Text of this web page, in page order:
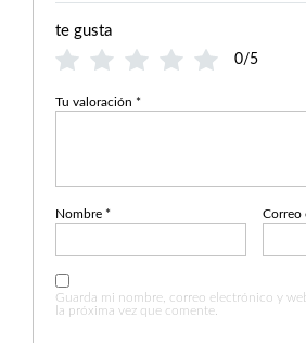
te gusta
0/5
Tu valoración *
Nombre * Correo
Guarda mi nombre, correo electrónico y
la próxima vez que comente.